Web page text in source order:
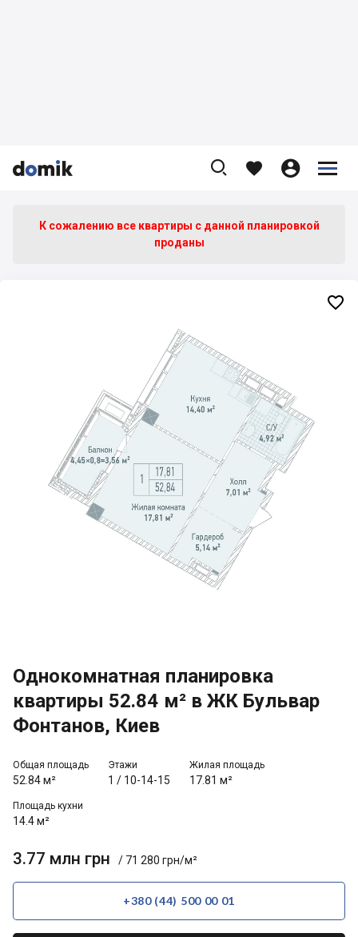


    


К сожалению все квартиры c данной планировкой
проданы
Однокомнатная планировка
квартиры 52.84 м² в ЖК Бульвар
Фонтанов, Киев
Общая площадь
52.84 м²
Этажи
1 / 10-14-15
Жилая площадь
17.81 м²
Площадь кухни
14.4 м²
3.77 млн грн / 71 280 грн/м²
+380 (44) 500 00 01
